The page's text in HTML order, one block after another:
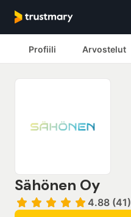
Profiili Arvostelut
Sähönen Oy
4.88 (41)